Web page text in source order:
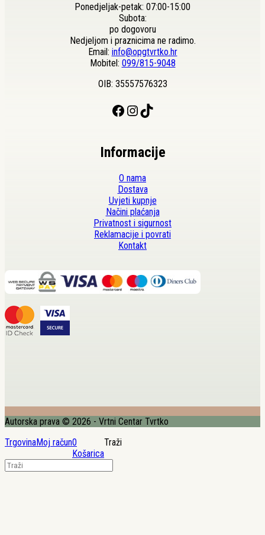
Ponedjeljak-petak: 07:00-15:00
Subota:
po dogovoru
Nedjeljom i praznicima ne radimo.
Email: info@opgtvrtko.hr
Mobitel: 099/815-9048
OIB: 35557576323
Facebook Instagram TikTok
Informacije
O nama
Dostava
Uvjeti kupnje
Načini plaćanja
Privatnost i sigurnost
Reklamacije i povrati
Kontakt
Autorska prava © 2026 - Vrtni Centar Tvrtko
TrgovinaMoj račun0
Košarica
Traži